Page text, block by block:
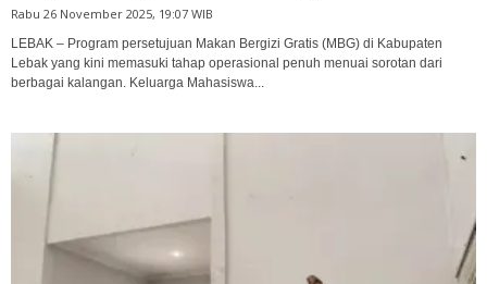
Rabu 26 November 2025, 19:07 WIB
LEBAK – Program persetujuan Makan Bergizi Gratis (MBG) di Kabupaten
Lebak yang kini memasuki tahap operasional penuh menuai sorotan dari
berbagai kalangan. Keluarga Mahasiswa...